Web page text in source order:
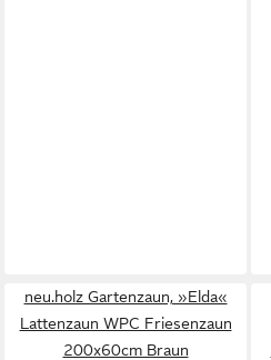
neu.holz Gartenzaun, »Elda«
Lattenzaun WPC Friesenzaun
200x60cm Braun